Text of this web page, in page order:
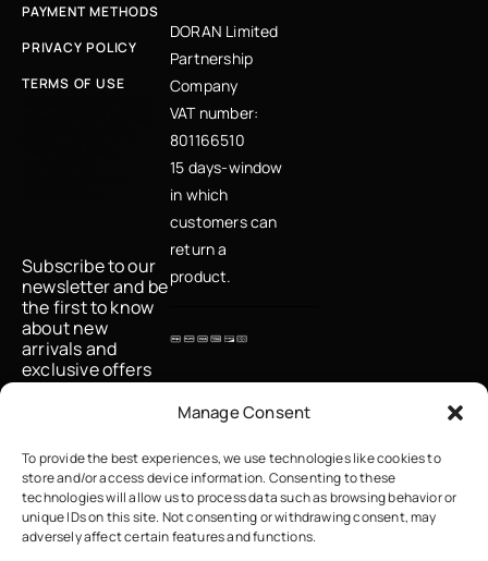
Manage Consent
To provide the best experiences, we use technologies like cookies to
store and/or access device information. Consenting to these
technologies will allow us to process data such as browsing behavior or
unique IDs on this site. Not consenting or withdrawing consent, may
adversely affect certain features and functions.
PAYMENT METHODS
PRIVACY POLICY
TERMS OF USE
Subscribe to our
newsletter and be
the first to know
about new
arrivals and
exclusive offers
I accept the
privacy policy
DORAN Limited
Partnership
Company
VAT number:
801166510
15 days-window
in which
customers can
return a
product.